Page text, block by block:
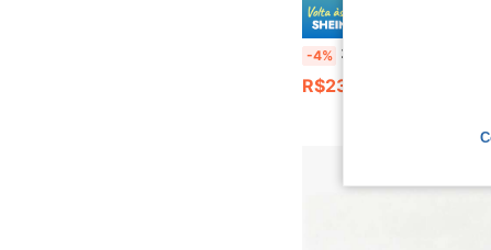
-4% 3 Peças Cabos de Faca Utilitária de Liga de Alumínio (Sem Lâmina), Verde, Roxo, Cinza Metálico, Especializado para Desembalagem de Encomendas, Corte de Papel, Suporte de Faca Utilitária
R$23,99